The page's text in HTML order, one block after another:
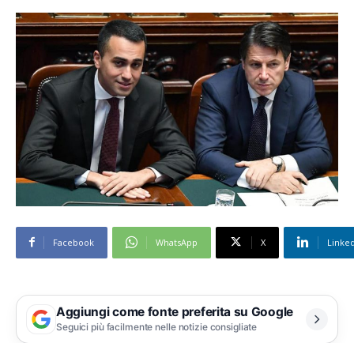
Facebook WhatsApp X
Aggiungi come fonte preferita su Google
Seguici più facilmente nelle notizie consigliate